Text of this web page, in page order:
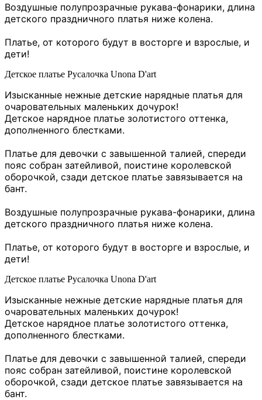
Воздушные полупрозрачные рукава-фонарики, длина
детского праздничного платья ниже колена.
Платье, от которого будут в восторге и взрослые, и
дети!
Детское платье Русалочка Unona D'art
Изысканные нежные детские нарядные платья для
очаровательных маленьких дочурок!
Детское нарядное платье золотистого оттенка,
дополненного блестками.
Платье для девочки с завышенной талией, спереди
пояс собран затейливой, поистине королевской
оборочкой, сзади детское платье завязывается на
бант.
Воздушные полупрозрачные рукава-фонарики, длина
детского праздничного платья ниже колена.
Платье, от которого будут в восторге и взрослые, и
дети!
Детское платье Русалочка Unona D'art
Изысканные нежные детские нарядные платья для
очаровательных маленьких дочурок!
Детское нарядное платье золотистого оттенка,
дополненного блестками.
Платье для девочки с завышенной талией, спереди
пояс собран затейливой, поистине королевской
оборочкой, сзади детское платье завязывается на
бант.